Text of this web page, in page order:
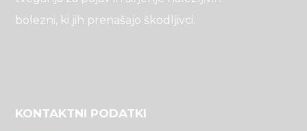
bolezni, ki jih prenašajo škodljivci.
KONTAKTNI PODATKI